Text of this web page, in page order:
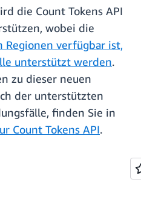
die Count Tokens API
wobei die
Regionen verfügbar ist,
unterstützt werden.
zu dieser neuen
der unterstützten
finden Sie in
Count Tokens API.